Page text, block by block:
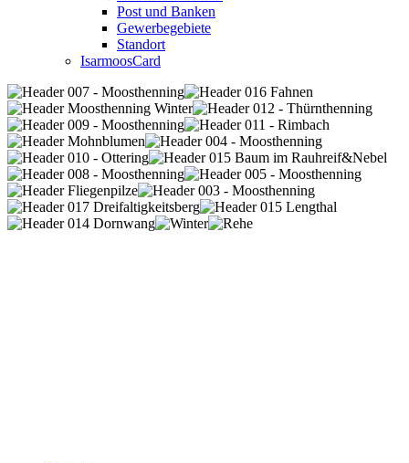
Post und Banken
Gewerbegebiete
Standort
IsarmoosCard